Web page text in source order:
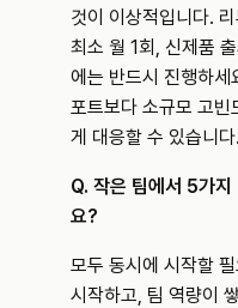
것이 이상적입니다.
최소 월 1회, 신제품
에는 반드시 진행하세
포트보다 소규모 고빈
게 대응할 수 있습니다.
Q. 작은 팀에서 5가
요?
모두 동시에 시작할
시작하고, 팀 역량이